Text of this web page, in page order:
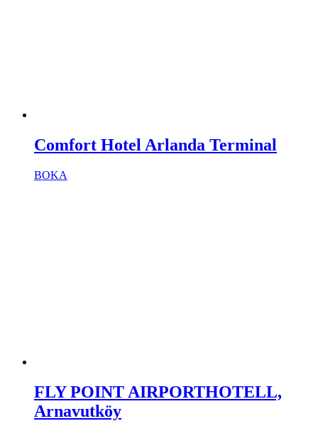
Comfort Hotel Arlanda Terminal
BOKA
FLY POINT AIRPORTHOTELL,
Arnavutköy